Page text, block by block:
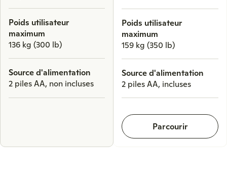
Poids utilisateur
maximum
136 kg (300 lb)
Source d'alimentation
2 piles AA, non incluses
Poids utilisateur
maximum
159 kg (350 lb)
Source d'alimentation
2 piles AA, incluses
Parcourir